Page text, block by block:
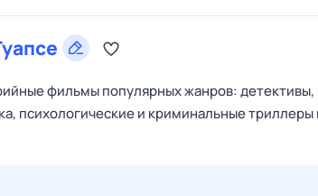
фильмы популярных жанров: детективы,
психологические и криминальные